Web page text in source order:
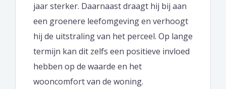
jaar sterker. Daarnaast draagt hij bij aan
een groenere leefomgeving en verhoogt
hij de uitstraling van het perceel. Op lange
termijn kan dit zelfs een positieve invloed
hebben op de waarde en het
wooncomfort van de woning.